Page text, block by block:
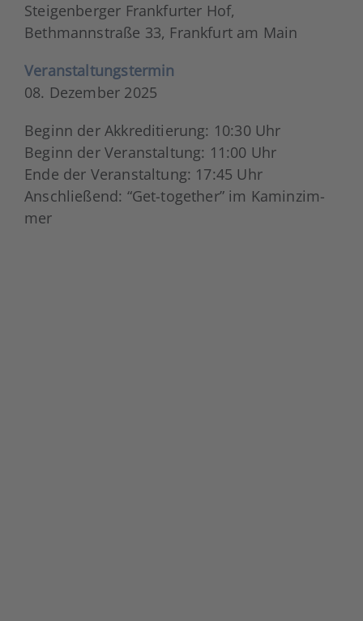
Stei­gen­ber­ger Frank­fur­ter Hof,
Beth­mann­stra­ße 33, Frank­furt am Main
Ver­an­stal­tungs­ter­min
08. Dezem­ber 2025
Beginn der Akkre­di­tie­rung: 10:30 Uhr
Beginn der Ver­an­stal­tung: 11:00 Uhr
Ende der Ver­an­stal­tung: 17:45 Uhr
Anschlie­ßend: “Get-tog­e­ther” im Kamin­zim­
mer